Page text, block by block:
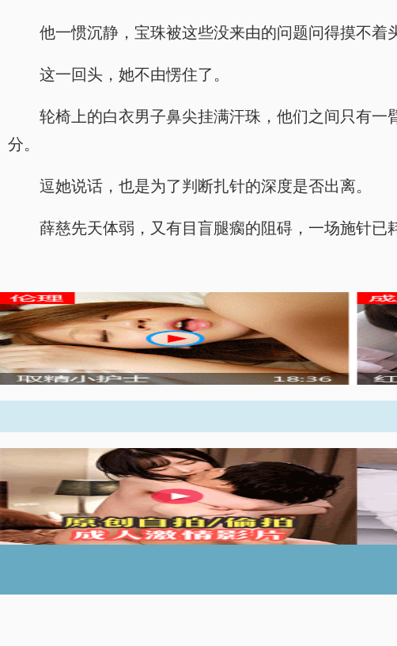
他一惯沉静，宝珠被这些没来由的问题问得摸不着
这一回头，她不由愣住了。
轮椅上的白衣男子鼻尖挂满汗珠，他们之间只有
分。
逗她说话，也是为了判断扎针的深度是否出离。
薛慈先天体弱，又有目盲腿瘸的阻碍，一场施针已